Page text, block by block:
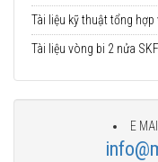
Tài liệu kỹ thuật tổng hợp
Tài liệu vòng bi 2 nửa SKF
E